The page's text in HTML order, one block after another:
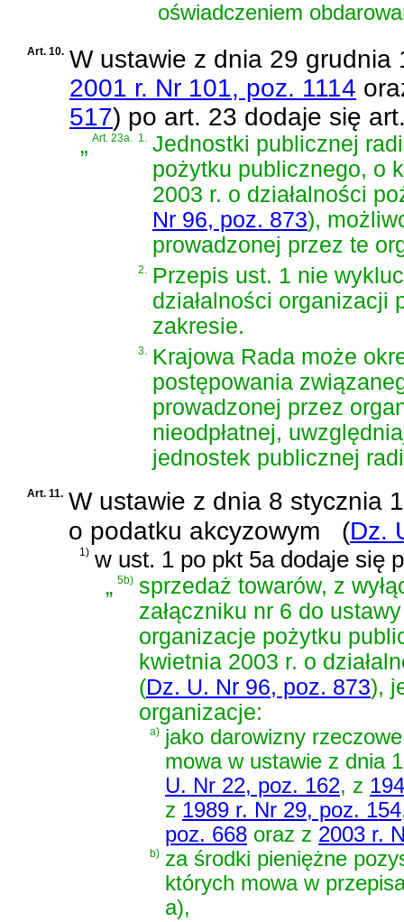
oświadczeniem
Art. 10. W ustawie z dnia 29 grudnia
2001 r. Nr 101, poz. 1114
517) po art. 23 dodaje się
„Art. 23a. 1. Jednostki publicznej
pożytku publicznego, o
2003 r. o działalności
Nr 96, poz. 873),
prowadzonej przez te
2. Przepis ust. 1 nie
działalności organizacji
zakresie.
3. Krajowa Rada może
postępowania
prowadzonej przez
nieodpłatnej,
jednostek publicznej
Art. 11. W ustawie z dnia 8 stycznia
o podatku akcyzowym
(Dz.
1) w ust. 1 po pkt 5a dodaje się
„5b) sprzedaż towarów, z
załączniku nr 6 do
organizacje pożytku
kwietnia 2003 r. o
(Dz. U. Nr 96, poz. 873),
organizacje:
a) jako darowizny
mowa w ustawie z dnia
U. Nr 22, poz. 162, z
z 1989 r. Nr 29, poz. 154
poz. 668 oraz z 2003 r.
b) za środki pieniężne
których mowa w
a),